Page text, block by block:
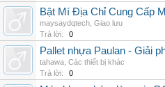
Bật Mí Địa Chỉ Cung Cấp
maysaydqtech Giao lưu
Trả lời:
0
Pallet nhựa Paulan - Giải
tahawa Các thiết bị khác
Trả lời:
0